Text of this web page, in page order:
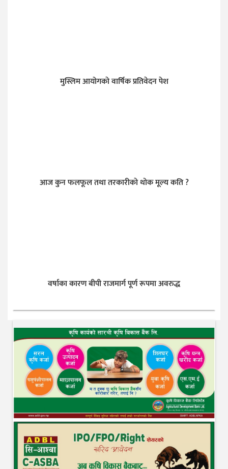
मुस्लिम आयोगकाे वार्षिक प्रतिवेदन पेश
आज कुन फलफूल तथा तरकारीकाे थोक मूल्य कति ?
वर्षाका कारण बीपी राजमार्ग पूर्ण रूपमा अवरुद्ध